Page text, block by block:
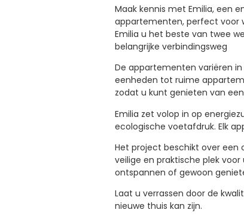
Maak kennis met Emilia, een
appartementen, perfect voor
Emilia u het beste van twee
belangrijke verbindingsweg
De appartementen variëren
eenheden tot ruime
zodat u kunt genieten van
Emilia zet volop in op
ecologische voetafdruk. Elk
Het project beschikt over een
veilige en praktische plek
ontspannen of gewoon
Laat u verrassen door de
nieuwe thuis kan zijn.